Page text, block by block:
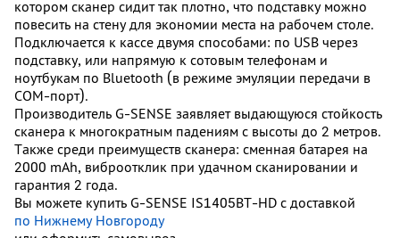
котором сканер сидит так плотно, что подставку можно
повесить на стену для экономии места на рабочем столе.
Подключается к кассе двумя способами: по USB через
подставку, или напрямую к сотовым телефонам и
ноутбукам по Bluetooth (в режиме эмуляции передачи в
COM-порт).
Производитель G-SENSE заявляет выдающуюся стойкость
сканера к многократным падениям с высоты до 2 метров.
Также среди преимуществ сканера: сменная батарея на
2000 mAh, виброотклик при удачном сканировании и
гарантия 2 года.
Вы можете купить G-SENSE IS1405BT-HD с доставкой
по Нижнему Новгороду